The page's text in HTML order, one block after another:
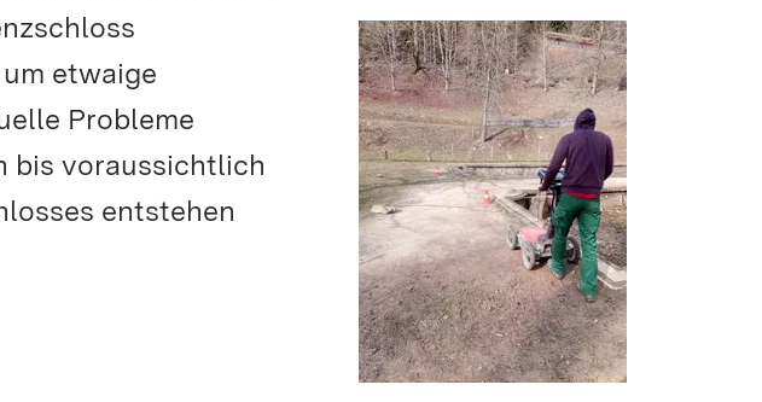
etwaige
Probleme
bis voraussichtlich
entstehen